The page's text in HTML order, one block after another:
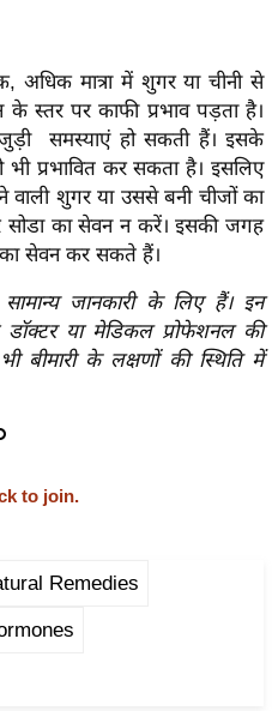
अधिक मात्रा में शुगर या चीनी से
के स्तर पर काफी प्रभाव पड़ता है।
समस्याएं हो सकती हैं। इसके
प्रभावित कर सकता है। इसलिए
वाली शुगर या उससे बनी चीजों का
सोडा का सेवन न करें। इसकी जगह
सेवन कर सकते हैं।
जानकारी के लिए हैं। इन
या मेडिकल प्रोफेशनल की
बीमारी के लक्षणों की स्थिति में
to join.
Remedies